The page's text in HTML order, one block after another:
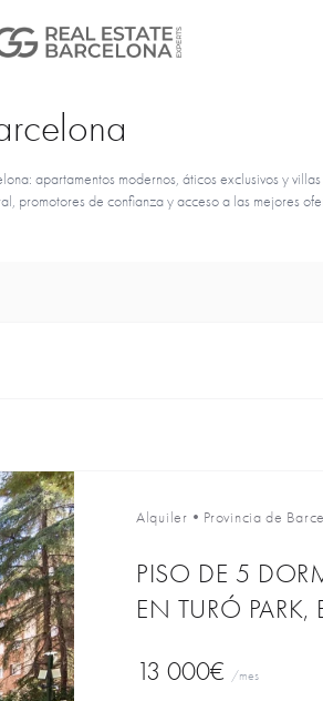
apartamentos modernos, áticos exclusivos y
promotores de confianza y acceso a las mejores
Alquiler • Provincia de
PISO DE 5
EN TURÓ PARK,
13 000€ /mes